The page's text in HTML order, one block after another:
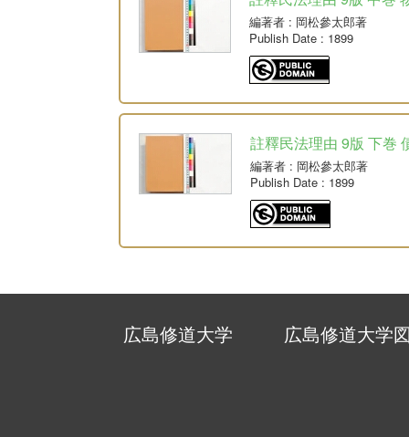
編著者 : 岡松參太郎著
Publish Date : 1899
註釋民法理由 9版 下巻
編著者 : 岡松參太郎著
Publish Date : 1899
広島修道大学 広島修道大学